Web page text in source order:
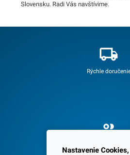
Slovensku. Radi Vás navštívime.
Rýchle
Spokojných 3600
Nastavenie